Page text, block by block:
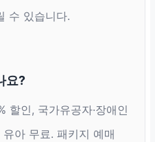
수 있습니다.
요?
할인, 국가유공자·장애인
아 무료. 패키지 예매